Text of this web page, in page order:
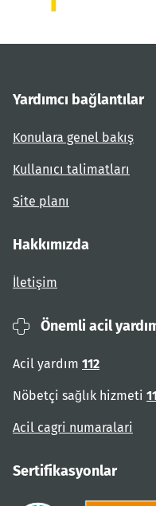
Yardımcı bağlantılar
Konulara genel bakış
Kullanıcı talimatları
Site planı
Hakkımızda
İletişim
Önemli acil
Acil yardım 112
Nöbetçi sağlık hizmeti
Acil cagri numaralari
Sertifikasyonlar